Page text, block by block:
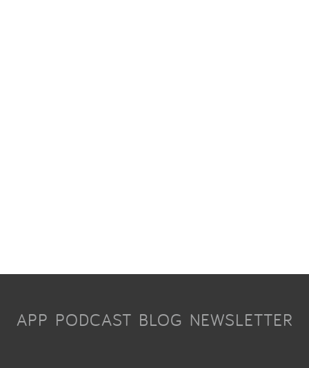
APP PODCAST BLOG NEWSLETTER